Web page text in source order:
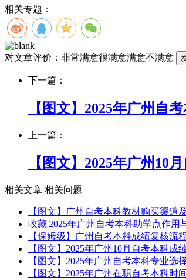
相关专题：
对文章评价： 非常满意很满意满意不满意
下一篇：
【图文】2025年广州自
上一篇：
【图文】2025年广州10
相关文章 相关问题
【图文】广州自考本科教材购买渠道
收藏|2025年广州自考本科助学点作用
【保姆级】广州自考本科成绩复核流
【图文】2025年广州10月自考本科成
【图文】2025年广州自考本科专业选
【图文】2025年广州在职自考本科时